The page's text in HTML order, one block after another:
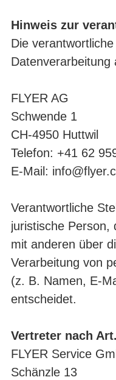
Hinweis zur
Die
Datenverarbeitung
FLYER AG
Schwende 1
CH-4950 Huttwil
Telefon: +41 62
E-Mail:
Verantwortliche
juristische Person,
mit anderen über
Verarbeitung von
(z. B. Namen, E-
entscheidet.
Vertreter nach
FLYER Service
Schänzle 13